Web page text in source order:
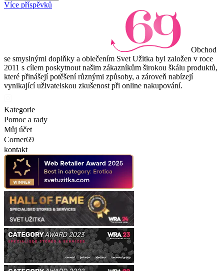
Více příspěvků
Obchod
se smyslnými doplňky a oblečením Svet Užitka byl založen v roce
2011 s cílem poskytnout našim zákazníkům širokou škálu produktů,
které přinášejí potěšení různými způsoby, a zároveň nabízejí
vynikající uživatelskou zkušenost při online nakupování.
Kategorie
Pomoc a rady
Můj účet
Corner69
kontakt